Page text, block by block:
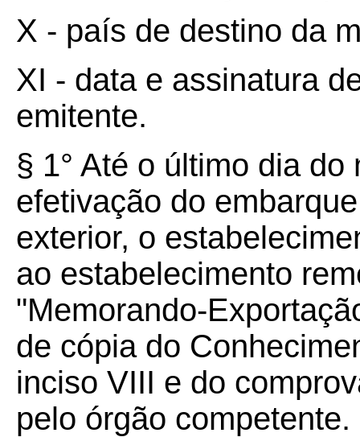
X - país de destino da
XI - data e assinatura
emitente.
§ 1° Até o último dia
efetivação do
exterior, o
ao estabelecimento
"Memorando-
de cópia do
inciso VIII e do
pelo órgão competente.